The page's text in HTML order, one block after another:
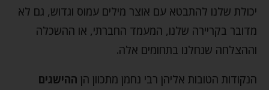
יכולת שלנו להתבטא עם אוצר מילים עמוס וגדוש, גם לא
מדובר בקריירה שלנו, המעמד החברתי, או ההשכלה
וההצלחה שנחלנו בתחומים אלה.
הנקודות הטובות אליהן רבי נחמן מתכוון הן ההישגים